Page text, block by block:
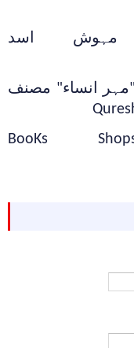
مہوش اسد
انساء" مصنف
BooKs